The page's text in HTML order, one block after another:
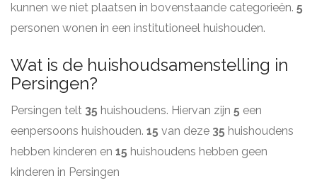
kunnen we niet plaatsen in bovenstaande categorieën. 5
personen wonen in een institutioneel huishouden.
Wat is de huishoudsamenstelling in
Persingen?
Persingen telt 35 huishoudens. Hiervan zijn 5 een
eenpersoons huishouden. 15 van deze 35 huishoudens
hebben kinderen en 15 huishoudens hebben geen
kinderen in Persingen